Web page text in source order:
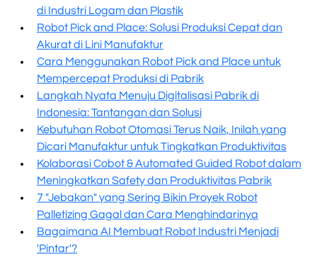
di Industri Logam dan Plastik
Robot Pick and Place: Solusi Produksi Cepat dan
Akurat di Lini Manufaktur
Cara Menggunakan Robot Pick and Place untuk
Mempercepat Produksi di Pabrik
Langkah Nyata Menuju Digitalisasi Pabrik di
Indonesia: Tantangan dan Solusi
Kebutuhan Robot Otomasi Terus Naik, Inilah yang
Dicari Manufaktur untuk Tingkatkan Produktivitas
Kolaborasi Cobot & Automated Guided Robot dalam
Meningkatkan Safety dan Produktivitas Pabrik
7 "Jebakan" yang Sering Bikin Proyek Robot
Palletizing Gagal dan Cara Menghindarinya
Bagaimana AI Membuat Robot Industri Menjadi
'Pintar'?